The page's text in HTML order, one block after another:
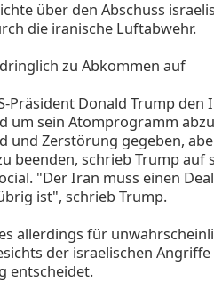
über den Abschuss
die iranische Luftabwehr.
zu Abkommen auf
Präsident Donald Trump den
um sein Atomprogramm
und Zerstörung gegeben,
beenden, schrieb Trump auf
"Der Iran muss einen
ist", schrieb Trump.
allerdings für
der israelischen
entscheidet.